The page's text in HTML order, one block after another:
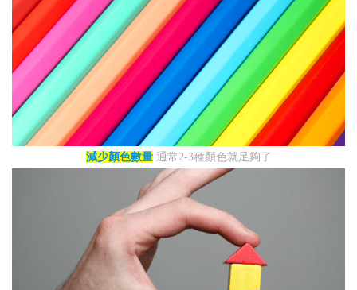
減少顏色數量通常2-3種顏色就足夠了